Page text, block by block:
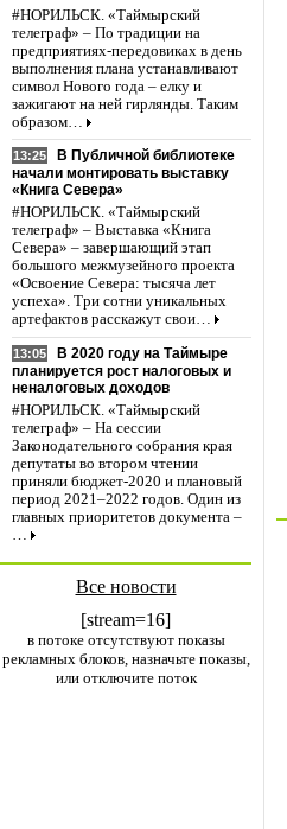
#НОРИЛЬСК. «Таймырский
телеграф» – По традиции на
предприятиях-передовиках в день
выполнения плана устанавливают
символ Нового года – елку и
зажигают на ней гирлянды. Таким
образом…
13:25
В Публичной библиотеке
начали монтировать выставку
«Книга Севера»
#НОРИЛЬСК. «Таймырский
телеграф» – Выставка «Книга
Севера» – завершающий этап
большого межмузейного проекта
«Освоение Севера: тысяча лет
успеха». Три сотни уникальных
артефактов расскажут свои…
13:05
В 2020 году на Таймыре
планируется рост налоговых и
неналоговых доходов
#НОРИЛЬСК. «Таймырский
телеграф» – На сессии
Законодательного собрания края
депутаты во втором чтении
приняли бюджет-2020 и плановый
период 2021–2022 годов. Один из
главных приоритетов документа –
…
Все новости
[stream=16]
в потоке отсутствуют показы
рекламных блоков, назначьте показы,
или отключите поток